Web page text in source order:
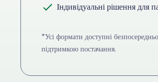
Індивідуальні рішення для
*Усі формати доступні
підтримкою постачання.